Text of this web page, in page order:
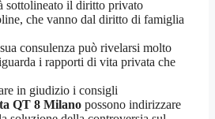
sottolineato il diritto privato
che vanno dal diritto di famiglia
consulenza può rivelarsi molto
i rapporti di vita privata che
in giudizio i consigli
QT 8 Milano possono indirizzare